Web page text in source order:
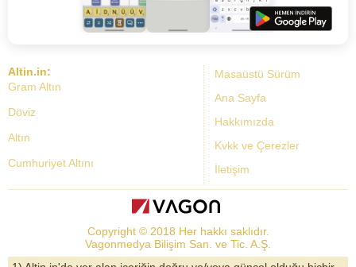
Masaüstü Sürüm
Ana Sayfa
Hakkımızda
Kvkk ve Çerezler
İletişim
Altin.in:
Gram Altın
Döviz
Altın
Cumhuriyet Altını
Dolar Kuru
Copyright © 2018 Her hakkı saklıdır.
Vagonmedya Bilişim San. ve Tic. A.Ş.